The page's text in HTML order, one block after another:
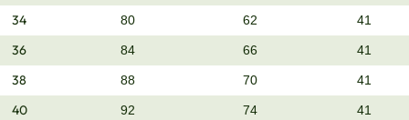
34
80 62 41
36 84 66 41
38 88 70 41
40 92 74 41